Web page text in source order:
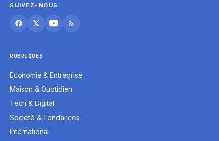
SUIVEZ-NOUS
RUBRIQUES
Économie & Entreprise
Maison & Quotidien
Tech & Digital
Société & Tendances
International